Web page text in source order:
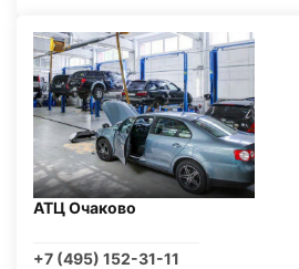
АТЦ Очаково
+7 (495) 152-31-11